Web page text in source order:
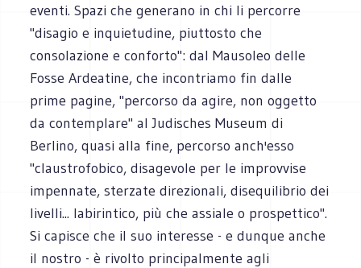
eventi. Spazi che generano in chi li percorre
"disagio e inquietudine, piuttosto che
consolazione e conforto": dal Mausoleo delle
Fosse Ardeatine, che incontriamo fin dalle
prime pagine, "percorso da agire, non oggetto
da contemplare" al Judisches Museum di
Berlino, quasi alla fine, percorso anch'esso
"claustrofobico, disagevole per le improvvise
impennate, sterzate direzionali, disequilibrio dei
livelli... labirintico, più che assiale o prospettico".
Si capisce che il suo interesse - e dunque anche
il nostro - è rivolto principalmente agli